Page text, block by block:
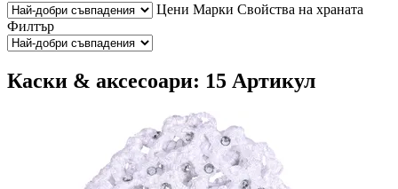
Цени Марки Свойства на храната
Филтър
Каски & аксесоари: 15 Артикул